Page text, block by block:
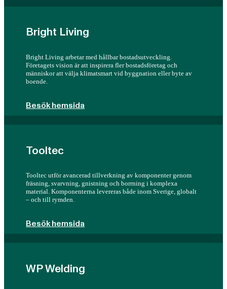
Bright Living
Bright Living arbetar med hållbar bostadsutveckling.
Företagets vision är att inspirera fler bostadsföretag och
människor att välja klimatsmart vid byggnation eller byte av
boende.
Besök hemsida
Tooltec
Tooltec utför avancerad tillverkning av komponenter genom
fräsning, svarvning, gnistning och borrning i komplexa
material. Komponenterna levereras både inom Sverige, globalt
– och till rymden.
Besök hemsida
WP Welding